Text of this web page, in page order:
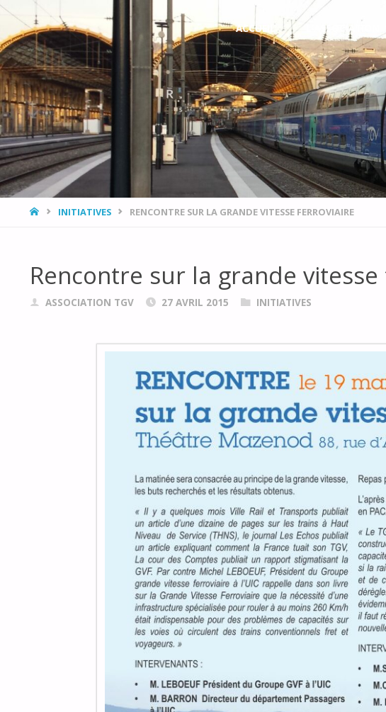
L’ASSOCIATION
DÉVELOPPEMENT,
ENVIRONNEMENT
PROVENCE AZUR
AVEC LE RAIL ET
LE TRAIN
(DEPART)
to
content
ACCUEIL L’ASSOCIATION
HOMEINITIATIVES RENCONTRE SUR LA GRANDE VITESSE FERROVIAIRE
Rencontre sur la grande
ASSOCIATION TGV 27 AVRIL 2015 INITIATIVES